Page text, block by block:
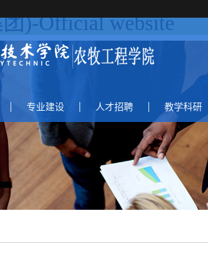
)-Official website
专业建设 人才招聘 教学科研